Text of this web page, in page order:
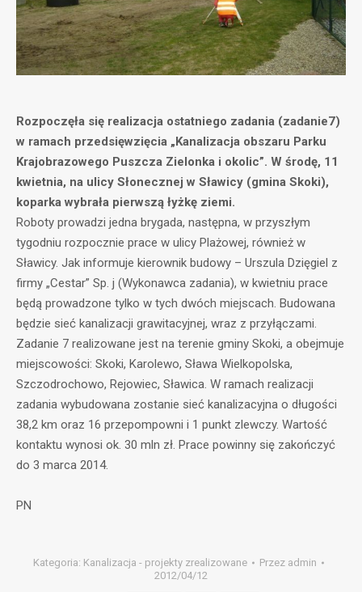
Rozpoczęła się realizacja ostatniego zadania (zadanie7)
w ramach przedsięwzięcia „Kanalizacja obszaru Parku
Krajobrazowego Puszcza Zielonka i okolic”. W środę, 11
kwietnia, na ulicy Słonecznej w Sławicy (gmina Skoki),
koparka wybrała pierwszą łyżkę ziemi.
Roboty prowadzi jedna brygada, następna, w przyszłym
tygodniu rozpocznie prace w ulicy Plażowej, również w
Sławicy. Jak informuje kierownik budowy – Urszula Dzięgiel z
firmy „Cestar” Sp. j (Wykonawca zadania), w kwietniu prace
będą prowadzone tylko w tych dwóch miejscach. Budowana
będzie sieć kanalizacji grawitacyjnej, wraz z przyłączami.
Zadanie 7 realizowane jest na terenie gminy Skoki, a obejmuje
miejscowości: Skoki, Karolewo, Sława Wielkopolska,
Szczodrochowo, Rejowiec, Sławica. W ramach realizacji
zadania wybudowana zostanie sieć kanalizacyjna o długości
38,2 km oraz 16 przepompowni i 1 punkt zlewczy. Wartość
kontaktu wynosi ok. 30 mln zł. Prace powinny się zakończyć
do 3 marca 2014.
PN
Kategoria: Kanalizacja - projekty zrealizowane Przez admin
2012/04/12